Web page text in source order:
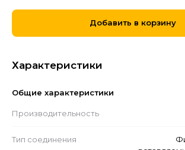
Добавить в корзину
Характеристики
Общие характеристики
Производительность
Тип соединения